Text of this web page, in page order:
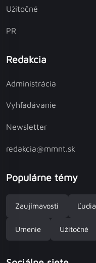
Užitočné
PR
Redakcia
Administrácia
Vyhľadávanie
Newsletter
redakcia@mmnt.sk
Populárne témy
Zaujímavosti Ľudia
Umenie Užitočné